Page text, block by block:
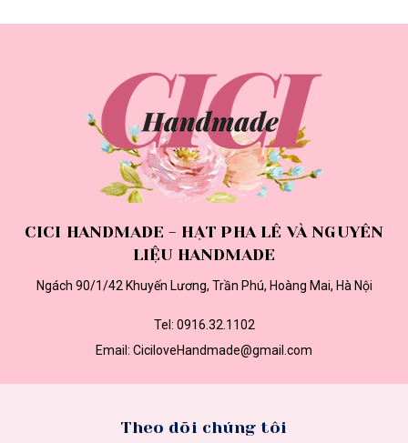
CICI HANDMADE - HẠT PHA LÊ VÀ NGUYÊN
LIỆU HANDMADE
Ngách 90/1/42 Khuyến Lương, Trần Phú, Hoàng Mai, Hà Nội
Tel: 0916.32.1102
Email: CiciloveHandmade@gmail.com
Theo dõi chúng tôi